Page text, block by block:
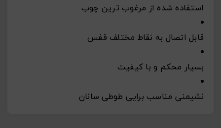
استفاده شده از مرغوب ترین چوب
قابل اتصال به نقاط مختلف قفس
بسیار محکم و با کیفیت
نشیمنی مناسب برایی طوطی سانان